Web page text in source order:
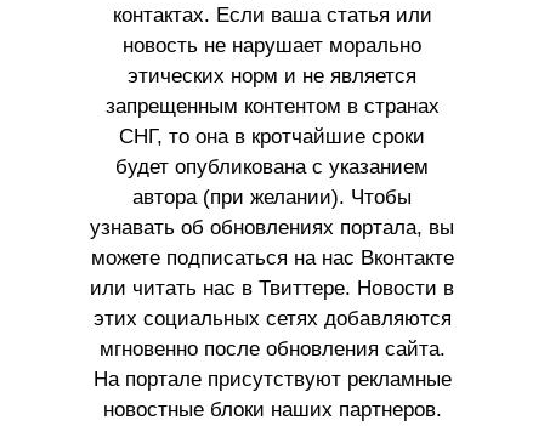
контактах. Если ваша статья или
новость не нарушает морально
этических норм и не является
запрещенным контентом в странах
СНГ, то она в кротчайшие сроки
будет опубликована с указанием
автора (при желании). Чтобы
узнавать об обновлениях портала, вы
можете подписаться на нас Вконтакте
или читать нас в Твиттере. Новости в
этих социальных сетях добавляются
мгновенно после обновления сайта.
На портале присутствуют рекламные
новостные блоки наших партнеров.